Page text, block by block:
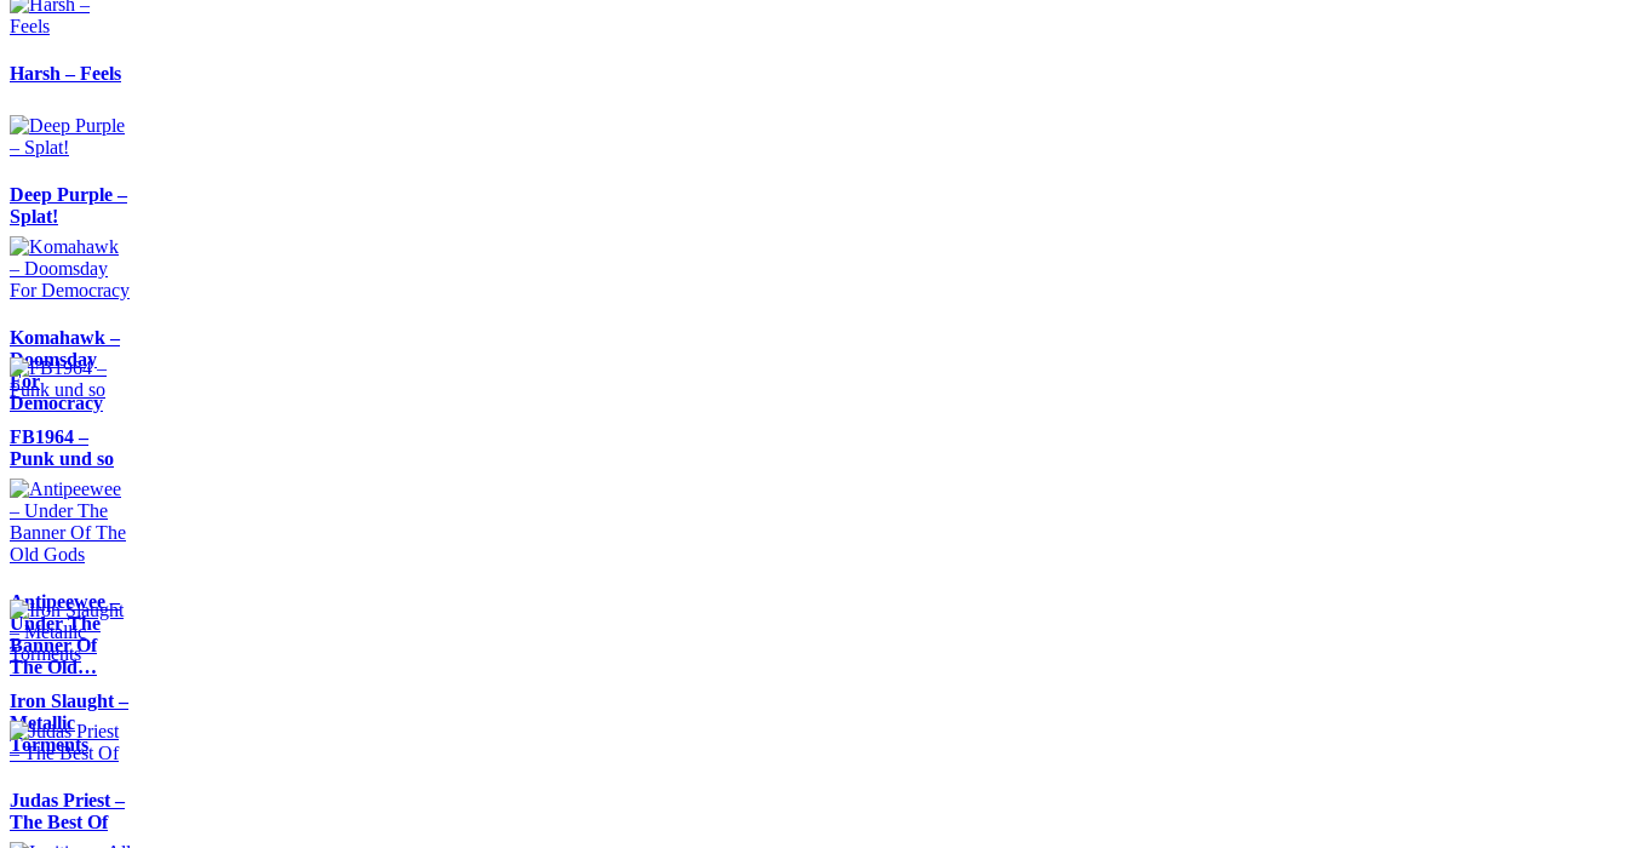
Harsh – Feels
Deep Purple –
Splat!
Komahawk –
Doomsday
For
Democracy
FB1964 –
Punk und so
Antipeewee –
Under The
Banner Of
The Old…
Iron Slaught –
Metallic
Torments
Judas Priest –
The Best Of